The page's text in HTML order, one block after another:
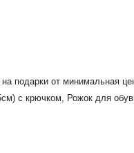
подарки от минимальная
с крючком, Рожок для